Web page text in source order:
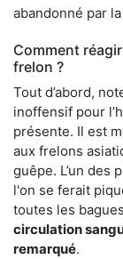
abandonné par
Comment
frelon ?
Tout d’abord,
inoffensif pour
présente. Il est
aux frelons
guêpe. L’un des
l'on se ferait
toutes les
circulation
remarqué.